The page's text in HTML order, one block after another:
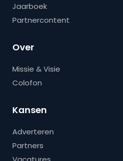
Jaarboek
Partnercontent
Over
Missie & Visie
Colofon
Kansen
Adverteren
Partners